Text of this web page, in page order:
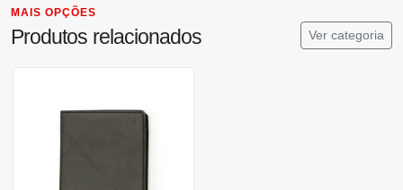
MAIS OPÇÕES
Produtos relacionados Ver categoria